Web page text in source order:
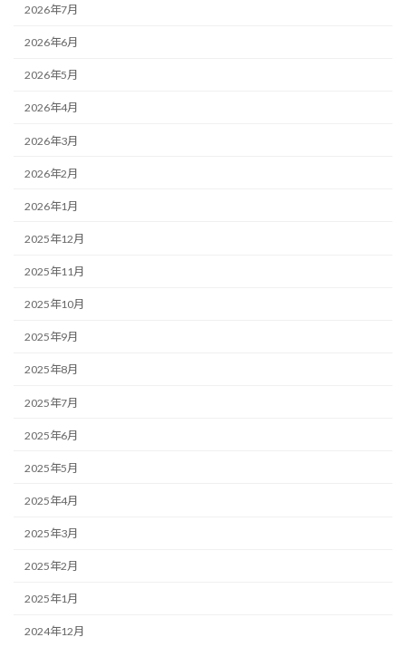
2026年7月
2026年6月
2026年5月
2026年4月
2026年3月
2026年2月
2026年1月
2025年12月
2025年11月
2025年10月
2025年9月
2025年8月
2025年7月
2025年6月
2025年5月
2025年4月
2025年3月
2025年2月
2025年1月
2024年12月